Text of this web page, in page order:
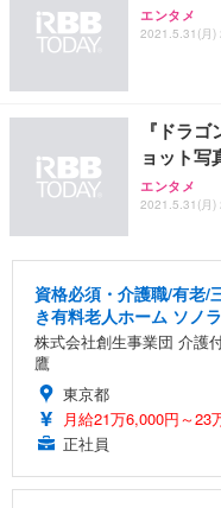
エンタメ
2021.5.31(月)
『ドラ
ョット写
エンタメ
2021.5.31(月)
資格必須・介護職/有老/
き有料老人ホーム ソノ
株式会社創生事業団 介護
鷹
東京都
月給21万6,000円～23
正社員